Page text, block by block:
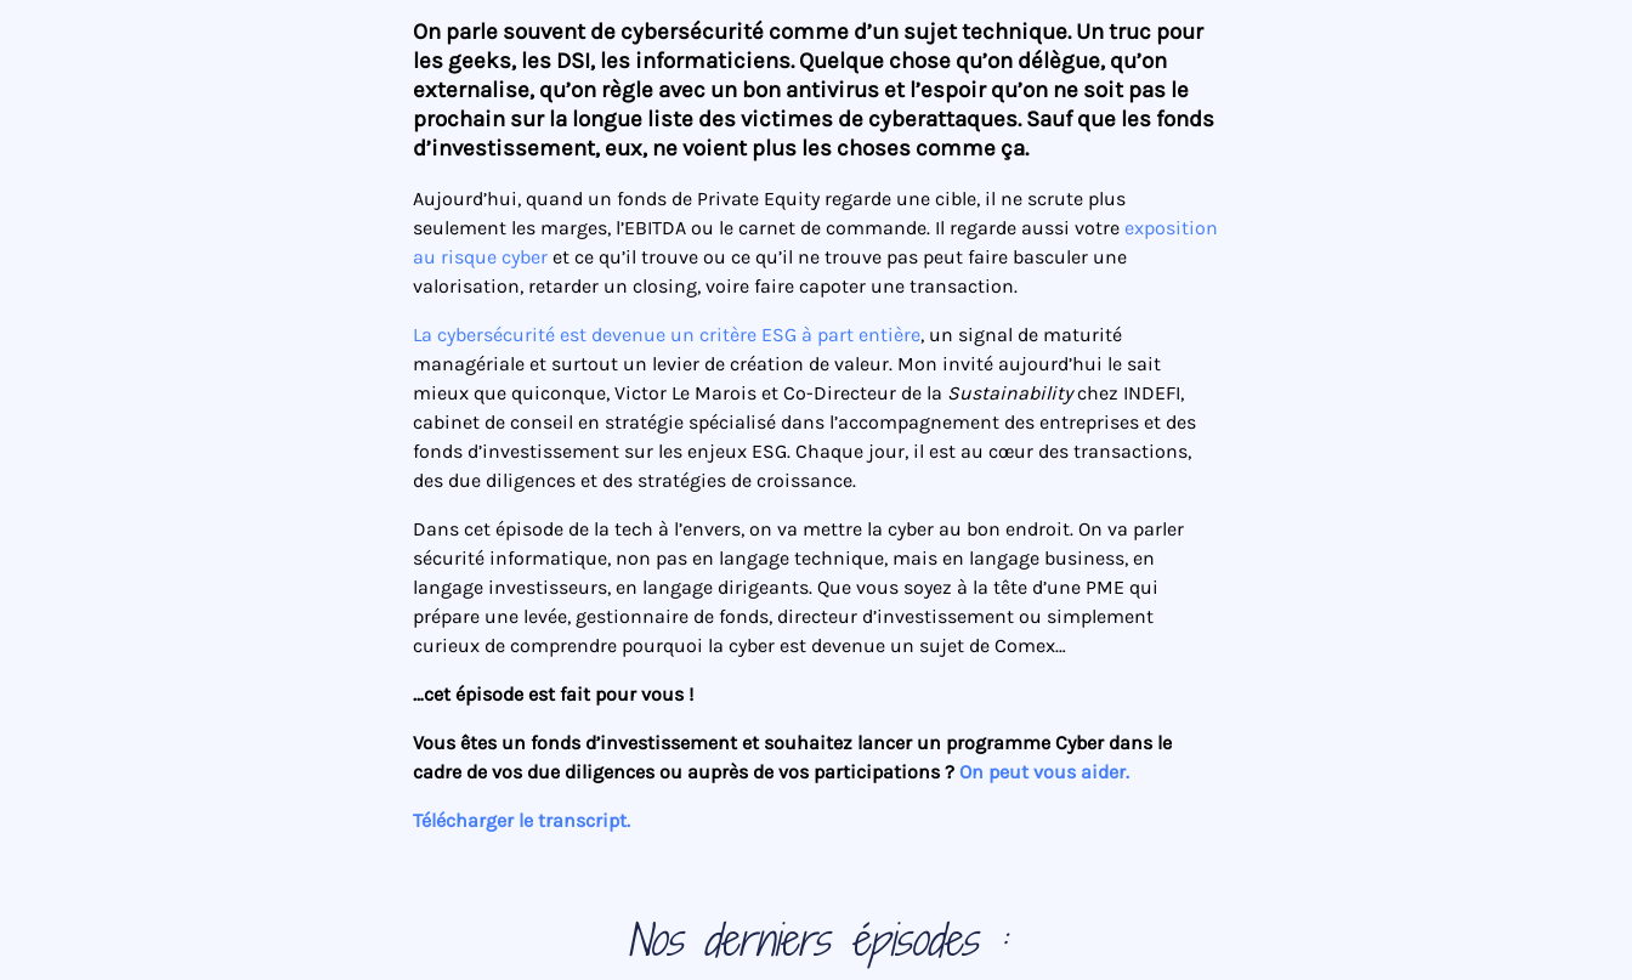
On parle souvent de cybersécurité comme d’un sujet technique. Un truc pour
les geeks, les DSI, les informaticiens. Quelque chose qu’on délègue, qu’on
externalise, qu’on règle avec un bon antivirus et l’espoir qu’on ne soit pas le
prochain sur la longue liste des victimes de cyberattaques. Sauf que les fonds
d’investissement, eux, ne voient plus les choses comme ça.
Aujourd’hui, quand un fonds de Private Equity regarde une cible, il ne scrute plus
seulement les marges, l’EBITDA ou le carnet de commande. Il regarde aussi votre exposition
au risque cyber et ce qu’il trouve ou ce qu’il ne trouve pas peut faire basculer une
valorisation, retarder un closing, voire faire capoter une transaction.
La cybersécurité est devenue un critère ESG à part entière, un signal de maturité
managériale et surtout un levier de création de valeur. Mon invité aujourd’hui le sait
mieux que quiconque, Victor Le Marois et Co-Directeur de la Sustainabilitychez INDEFI,
cabinet de conseil en stratégie spécialisé dans l’accompagnement des entreprises et des
fonds d’investissement sur les enjeux ESG. Chaque jour, il est au cœur des transactions,
des due diligences et des stratégies de croissance.
Dans cet épisode de la tech à l’envers, on va mettre la cyber au bon endroit. On va parler
sécurité informatique, non pas en langage technique, mais en langage business, en
langage investisseurs, en langage dirigeants. Que vous soyez à la tête d’une PME qui
prépare une levée, gestionnaire de fonds, directeur d’investissement ou simplement
curieux de comprendre pourquoi la cyber est devenue un sujet de Comex…
…cet épisode est fait pour vous !
Vous êtes un fonds d’investissement et souhaitez lancer un programme Cyber dans le
cadre de vos due diligences ou auprès de vos participations ? On peut vous aider.
Télécharger le transcript.
Nos derniers épisodes :